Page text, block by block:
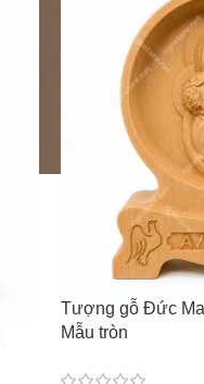
Tượng gỗ Đức
Mẫu tròn